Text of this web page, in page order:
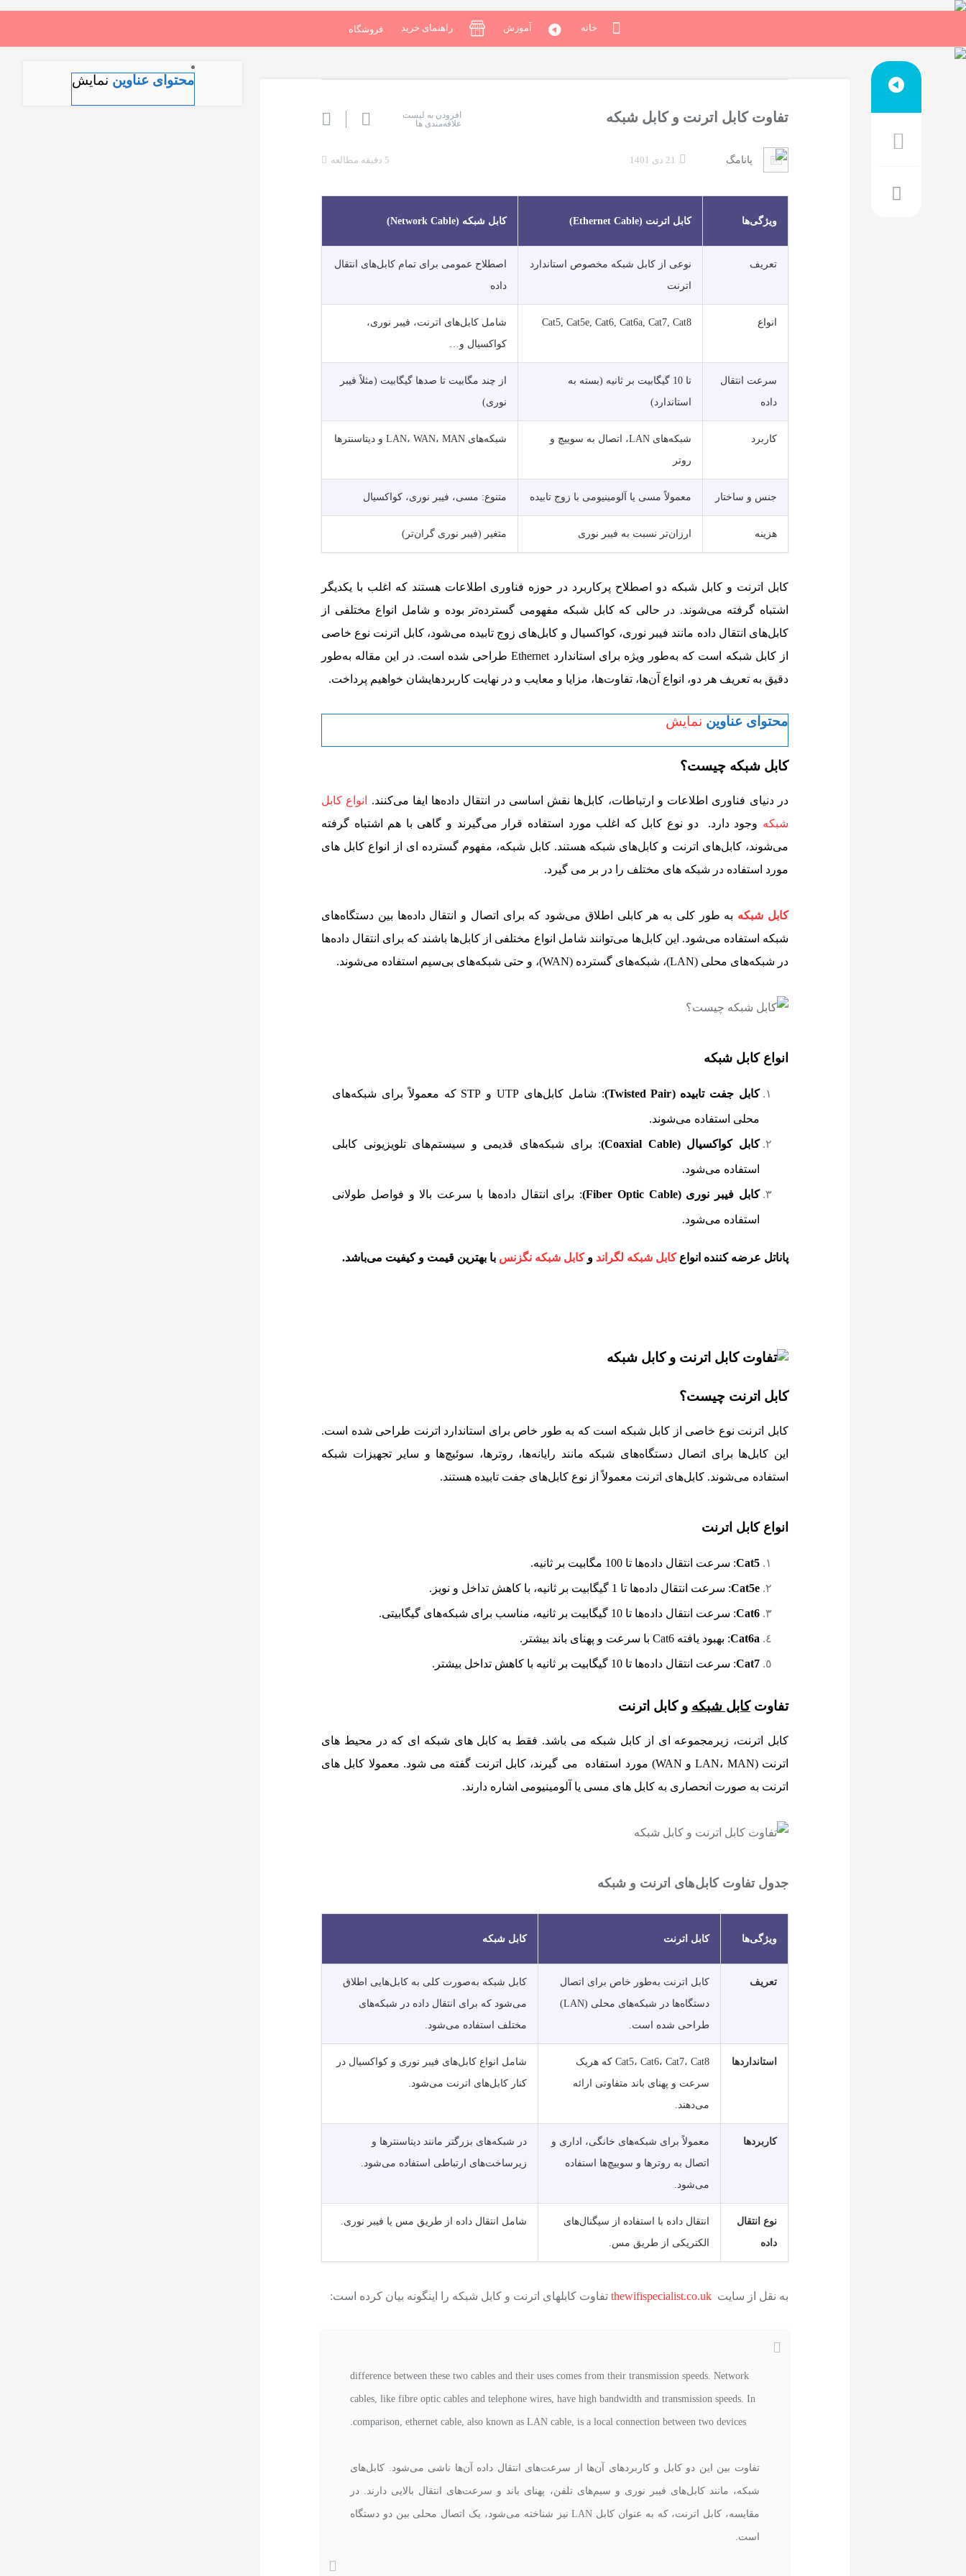
خانه آموزش راهنمای خرید فروشگاه
تفاوت کابل اترنت و کابل شبکه
افزودن به لیست
علاقه‌مندی ها
پانامگ 21 دی 1401 5 دقیقه مطالعه
ویژگی‌ها کابل اترنت (Ethernet Cable) کابل شبکه (Network Cable)
تعریف
نوعی از کابل شبکه مخصوص استاندارد
اترنت
اصطلاح عمومی برای تمام کابل‌های انتقال
داده
انواع Cat5, Cat5e, Cat6, Cat6a, Cat7, Cat8
شامل کابل‌های اترنت، فیبر نوری،
کواکسیال و…
سرعت انتقال
داده
تا 10 گیگابیت بر ثانیه (بسته به
استاندارد)
از چند مگابیت تا صدها گیگابیت (مثلاً فیبر
نوری)
کاربرد
شبکه‌های LAN، اتصال به سوییچ و
روتر
شبکه‌های LAN، WAN، MAN و دیتاسنترها
جنس و ساختار معمولاً مسی یا آلومینیومی با زوج تابیده متنوع: مسی، فیبر نوری، کواکسیال
هزینه ارزان‌تر نسبت به فیبر نوری متغیر (فیبر نوری گران‌تر)
کابل اترنت و کابل شبکه دو اصطلاح پرکاربرد در حوزه فناوری اطلاعات هستند که اغلب با یکدیگر
اشتباه گرفته می‌شوند. در حالی که کابل شبکه مفهومی گسترده‌تر بوده و شامل انواع مختلفی از
کابل‌های انتقال داده مانند فیبر نوری، کواکسیال و کابل‌های زوج تابیده می‌شود، کابل اترنت نوع خاصی
از کابل شبکه است که به‌طور ویژه برای استاندارد Ethernet طراحی شده است. در این مقاله به‌طور
دقیق به تعریف هر دو، انواع آن‌ها، تفاوت‌ها، مزایا و معایب و در نهایت کاربردهایشان خواهیم پرداخت.
محتوای عناوین نمایش
کابل شبکه چیست؟
در دنیای فناوری اطلاعات و ارتباطات، کابل‌ها نقش اساسی در انتقال داده‌ها ایفا می‌کنند.
انواع کابل
شبکه وجود دارد. دو نوع کابل که اغلب مورد استفاده قرار می‌گیرند و گاهی با هم اشتباه گرفته
می‌شوند، کابل‌های اترنت و کابل‌های شبکه هستند. کابل شبکه، مفهوم گسترده ای از انواع کابل های
مورد استفاده در شبکه های مختلف را در بر می گیرد.
کابل شبکه به طور کلی به هر کابلی اطلاق می‌شود که برای اتصال و انتقال داده‌ها بین دستگاه‌های
شبکه استفاده می‌شود. این کابل‌ها می‌توانند شامل انواع مختلفی از کابل‌ها باشند که برای انتقال داده‌ها
در شبکه‌های محلی (LAN)، شبکه‌های گسترده (WAN)، و حتی شبکه‌های بی‌سیم استفاده می‌شوند.
انواع کابل شبکه
کابل جفت تابیده (Twisted Pair) : شامل کابل‌های UTP و STP که معمولاً برای شبکه‌های
محلی استفاده می‌شوند.
کابل کواکسیال (Coaxial Cable) : برای شبکه‌های قدیمی و سیستم‌های تلویزیونی کابلی
استفاده می‌شود.
کابل فیبر نوری (Fiber Optic Cable) : برای انتقال داده‌ها با سرعت بالا و فواصل طولانی
استفاده می‌شود.
پاناتل عرضه کننده انواعکابل شبکه لگراند وکابل شبکه نگزنس با بهترین قیمت و کیفیت می‌باشد.
کابل اترنت چیست؟
کابل اترنت نوع خاصی از کابل شبکه است که به طور خاص برای استاندارد اترنت طراحی شده است.
این کابل‌ها برای اتصال دستگاه‌های شبکه مانند رایانه‌ها، روترها، سوئیچ‌ها و سایر تجهیزات شبکه
استفاده می‌شوند. کابل‌های اترنت معمولاً از نوع کابل‌های جفت تابیده هستند.
انواع کابل اترنت
Cat5: سرعت انتقال داده‌ها تا 100 مگابیت بر ثانیه.
Cat5e: سرعت انتقال داده‌ها تا 1 گیگابیت بر ثانیه، با کاهش تداخل و نویز.
Cat6: سرعت انتقال داده‌ها تا 10 گیگابیت بر ثانیه، مناسب برای شبکه‌های گیگابیتی.
Cat6a: بهبود یافته Cat6 با سرعت و پهنای باند بیشتر.
Cat7: سرعت انتقال داده‌ها تا 10 گیگابیت بر ثانیه با کاهش تداخل بیشتر.
تفاوتکابل شبکه و کابل اترنت
کابل اترنت، زیرمجموعه ای از کابل شبکه می باشد. فقط به کابل های شبکه ای که در محیط های
اترنت (LAN، MAN و WAN) مورد استفاده می گیرند، کابل اترنت گفته می شود. معمولا کابل های
اترنت به صورت انحصاری به کابل های مسی یا آلومینیومی اشاره دارند.
جدول تفاوت کابل‌های اترنت و شبکه
ویژگی‌ها کابل اترنت کابل شبکه
تعریف
کابل اترنت به‌طور خاص برای اتصال
دستگاه‌ها در شبکه‌های محلی (LAN)
طراحی شده است.
کابل شبکه به‌صورت کلی به کابل‌هایی اطلاق
می‌شود که برای انتقال داده در شبکه‌های
مختلف استفاده می‌شود.
استانداردها
Cat5، Cat6، Cat7، Cat8 که هریک
سرعت و پهنای باند متفاوتی ارائه
می‌دهند.
شامل انواع کابل‌های فیبر نوری و کواکسیال در
کنار کابل‌های اترنت می‌شود.
کاربردها
معمولاً برای شبکه‌های خانگی، اداری و
اتصال به روترها و سوییچ‌ها استفاده
می‌شود.
در شبکه‌های بزرگتر مانند دیتاسنترها و
زیرساخت‌های ارتباطی استفاده می‌شود.
نوع انتقال
داده
انتقال داده با استفاده از سیگنال‌های
الکتریکی از طریق مس.
شامل انتقال داده از طریق مس یا فیبر نوری.
به نقل از سایت thewifispecialist.co.uk تفاوت کابلهای اترنت و کابل شبکه را اینگونه بیان کرده است:
difference between these two cables and their uses comes from their transmission speeds. Network
cables, like fibre optic cables and telephone wires, have high bandwidth and transmission speeds. In
comparison, ethernet cable, also known as LAN cable, is a local connection between two devices.
تفاوت بین این دو کابل و کاربردهای آن‌ها از سرعت‌های انتقال داده آن‌ها ناشی می‌شود. کابل‌های
شبکه، مانند کابل‌های فیبر نوری و سیم‌های تلفن، پهنای باند و سرعت‌های انتقال بالایی دارند. در
مقایسه، کابل اترنت، که به عنوان کابل LAN نیز شناخته می‌شود، یک اتصال محلی بین دو دستگاه
است.
محتوای عناوین نمایش